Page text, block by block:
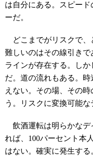
は自分にある。スピー
ーだ。
どこまでがリスクで、
難しいのはその線引き
ラインが存在する。し
だ。道の流れもある。
えない。その場、その
う。リスクに変換可能な
飲酒運転は明らかなデ
れば、100パーセント本
はない。確実に発生する